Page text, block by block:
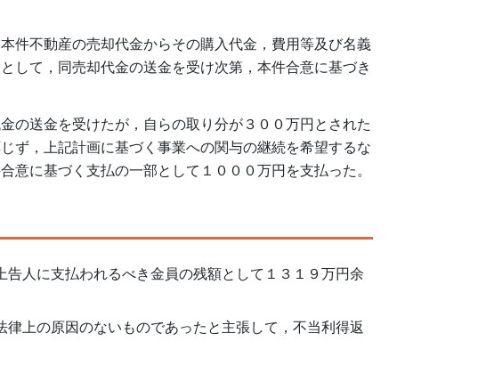
件不動産の売却代金からその購入代金，費用等及び名義
して，同売却代金の送金を受け次第，本件合意に基づき
の送金を受けたが，自らの取り分が３００万円とされた
ず，上記計画に基づく事業への関与の継続を希望するな
意に基づく支払の一部として１０００万円を支払った。
人に支払われるべき金員の残額として１３１９万円余
上の原因のないものであったと主張して，不当利得返